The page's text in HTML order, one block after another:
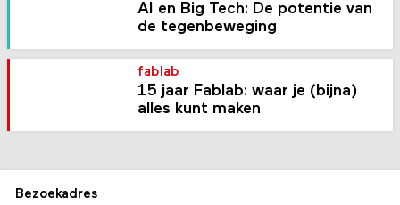
AI en Big Tech: De potentie van
de tegenbeweging
fablab
15 jaar Fablab: waar je (bijna)
alles kunt maken
Bezoekadres